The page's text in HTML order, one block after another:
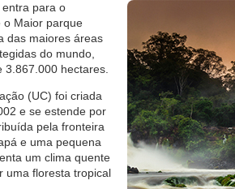
para o
o Maior parque
das maiores áreas
do mundo,
hectares.
(UC) foi criada
e se estende por
pela fronteira
e uma pequena
um clima quente
uma floresta tropical